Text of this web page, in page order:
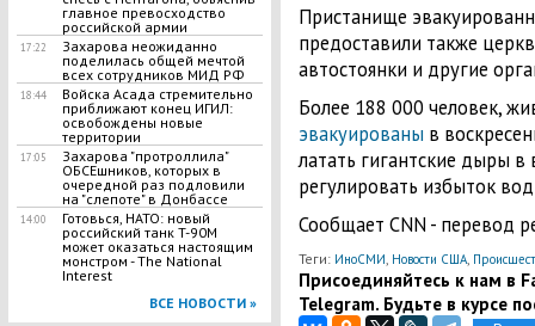
главное превосходство
российской армии
17:22
Захарова неожиданно
поделилась общей мечтой
всех сотрудников МИД РФ
18:44
Войска Асада стремительно
приближают конец ИГИЛ:
освобождены новые
территории
17:05
Захарова "протроллила"
ОБСЕшников, которых в
очередной раз подловили
на "слепоте" в Донбассе
14:00
Готовься, НАТО: новый
российский танк T-90M
может оказаться настоящим
монстром - The National
Interest
ВСЕ НОВОСТИ »
Пристанище
предоставили также
автостоянки и другие
Более 188 000 человек,
эвакуированы в
латать гигантские дыры
регулировать избыток
Сообщает CNN - перевод
Теги: ИноСМИ, Новости США,
Присоединяйтесь к нам в
Telegram. Будьте в курсе